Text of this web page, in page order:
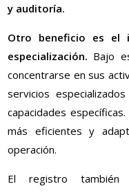
y auditoría.
Otro beneficio es el
especialización. Bajo
concentrarse en sus
servicios
capacidades
más eficientes y
operación.
El registro